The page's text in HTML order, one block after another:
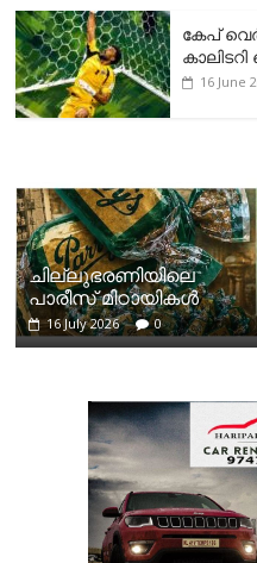
കേപ്
16 June
ചില്ലുഭരണിയിലെ
പാരീസ് മിഠായികള്‍
16 July 2026 0